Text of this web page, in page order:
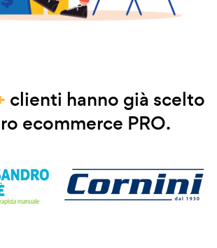
clienti hanno già scelto
ecommerce PRO.